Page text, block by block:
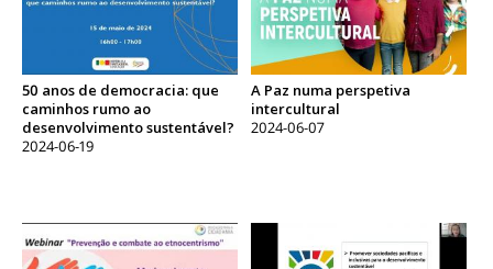
50 anos de democracia: que
caminhos rumo ao
desenvolvimento sustentável?
2024-06-19
A Paz numa perspetiva
intercultural
2024-06-07